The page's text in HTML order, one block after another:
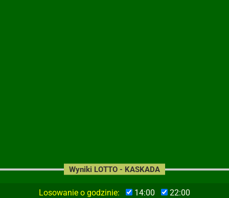
Losowanie o godzinie: 14:00 22:00
Wyniki LOTTO - KASKADA